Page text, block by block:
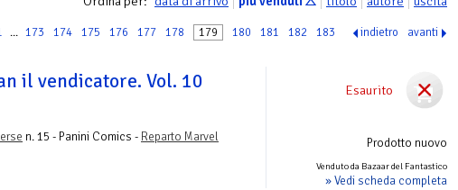
... 173 174 175 176 177 178 179 180 181 182 183 indietro avanti
Esaurito
Prodotto nuovo
Venduto da Bazaar del Fantastico
» Vedi scheda completa
il vendicatore. Vol. 10
n. 15 - Panini Comics - Reparto Marvel